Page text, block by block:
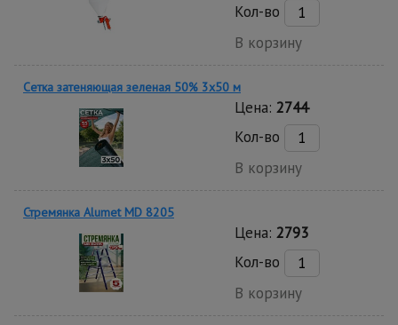
Кол-во
В корзину
Сетка затеняющая зеленая 50% 3х50 м
Цена: 2744
Кол-во
В корзину
Стремянка Alumet MD 8205
Цена: 2793
Кол-во
В корзину